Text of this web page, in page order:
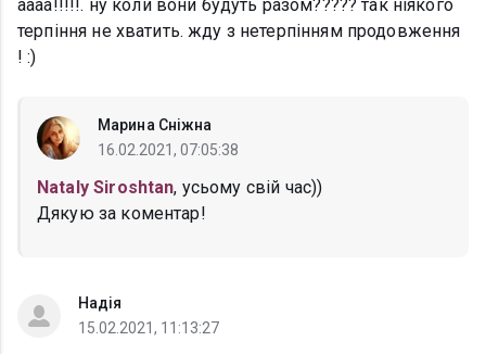
аааа!!!!!. ну коли вони будуть разом????? так ніякого
терпіння не хватить. жду з нетерпінням продовження
! :)
Марина Сніжна
16.02.2021, 07:05:38
Nataly Siroshtan, усьому свій час))
Дякую за коментар!
Надія
15.02.2021, 11:13:27